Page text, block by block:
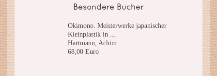
Besondere Bücher
Okimono. Meisterwerke japanischer
Kleinplastik in ...
Hartmann, Achim.
68,00 Euro